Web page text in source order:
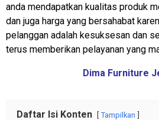
anda mendapatkan kualitas produk
dan juga harga yang bersahabat
pelanggan adalah kesuksesan dan
terus memberikan pelayanan yang
Dima Furniture
Daftar Isi Konten Tampilkan